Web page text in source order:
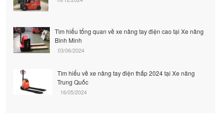
Tìm hiểu tổng quan về xe nâng tay điện cao tại Xe nâng
Bình Minh
03/06/2024
Tìm hiểu về xe nâng tay điện thấp 2024 tại Xe nâng
Trung Quốc
16/05/2024